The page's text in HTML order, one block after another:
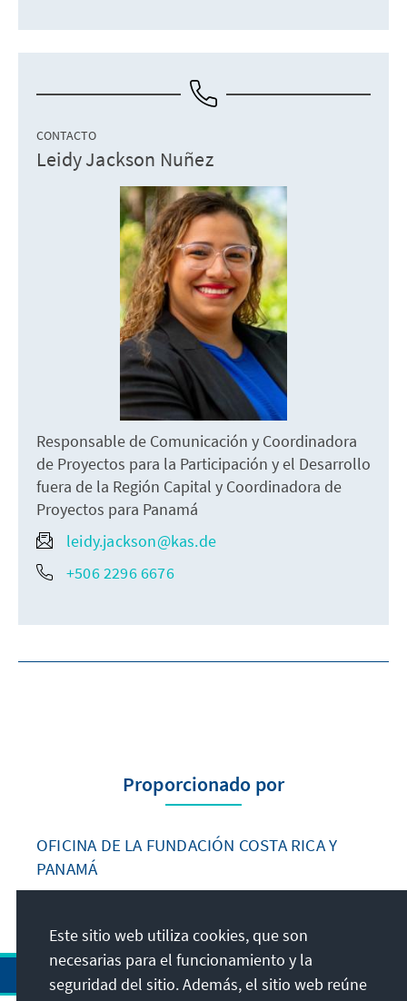
CONTACTO
Leidy Jackson Nuñez
Responsable de Comunicación y Coordinadora
de Proyectos para la Participación y el Desarrollo
fuera de la Región Capital y Coordinadora de
Proyectos para Panamá
leidy.jackson@kas.de
+506 2296 6676
Proporcionado por
OFICINA DE LA FUNDACIÓN COSTA RICA Y
PANAMÁ
Este sitio web utiliza cookies, que son
necesarias para el funcionamiento y la
seguridad del sitio. Además, el sitio web reúne